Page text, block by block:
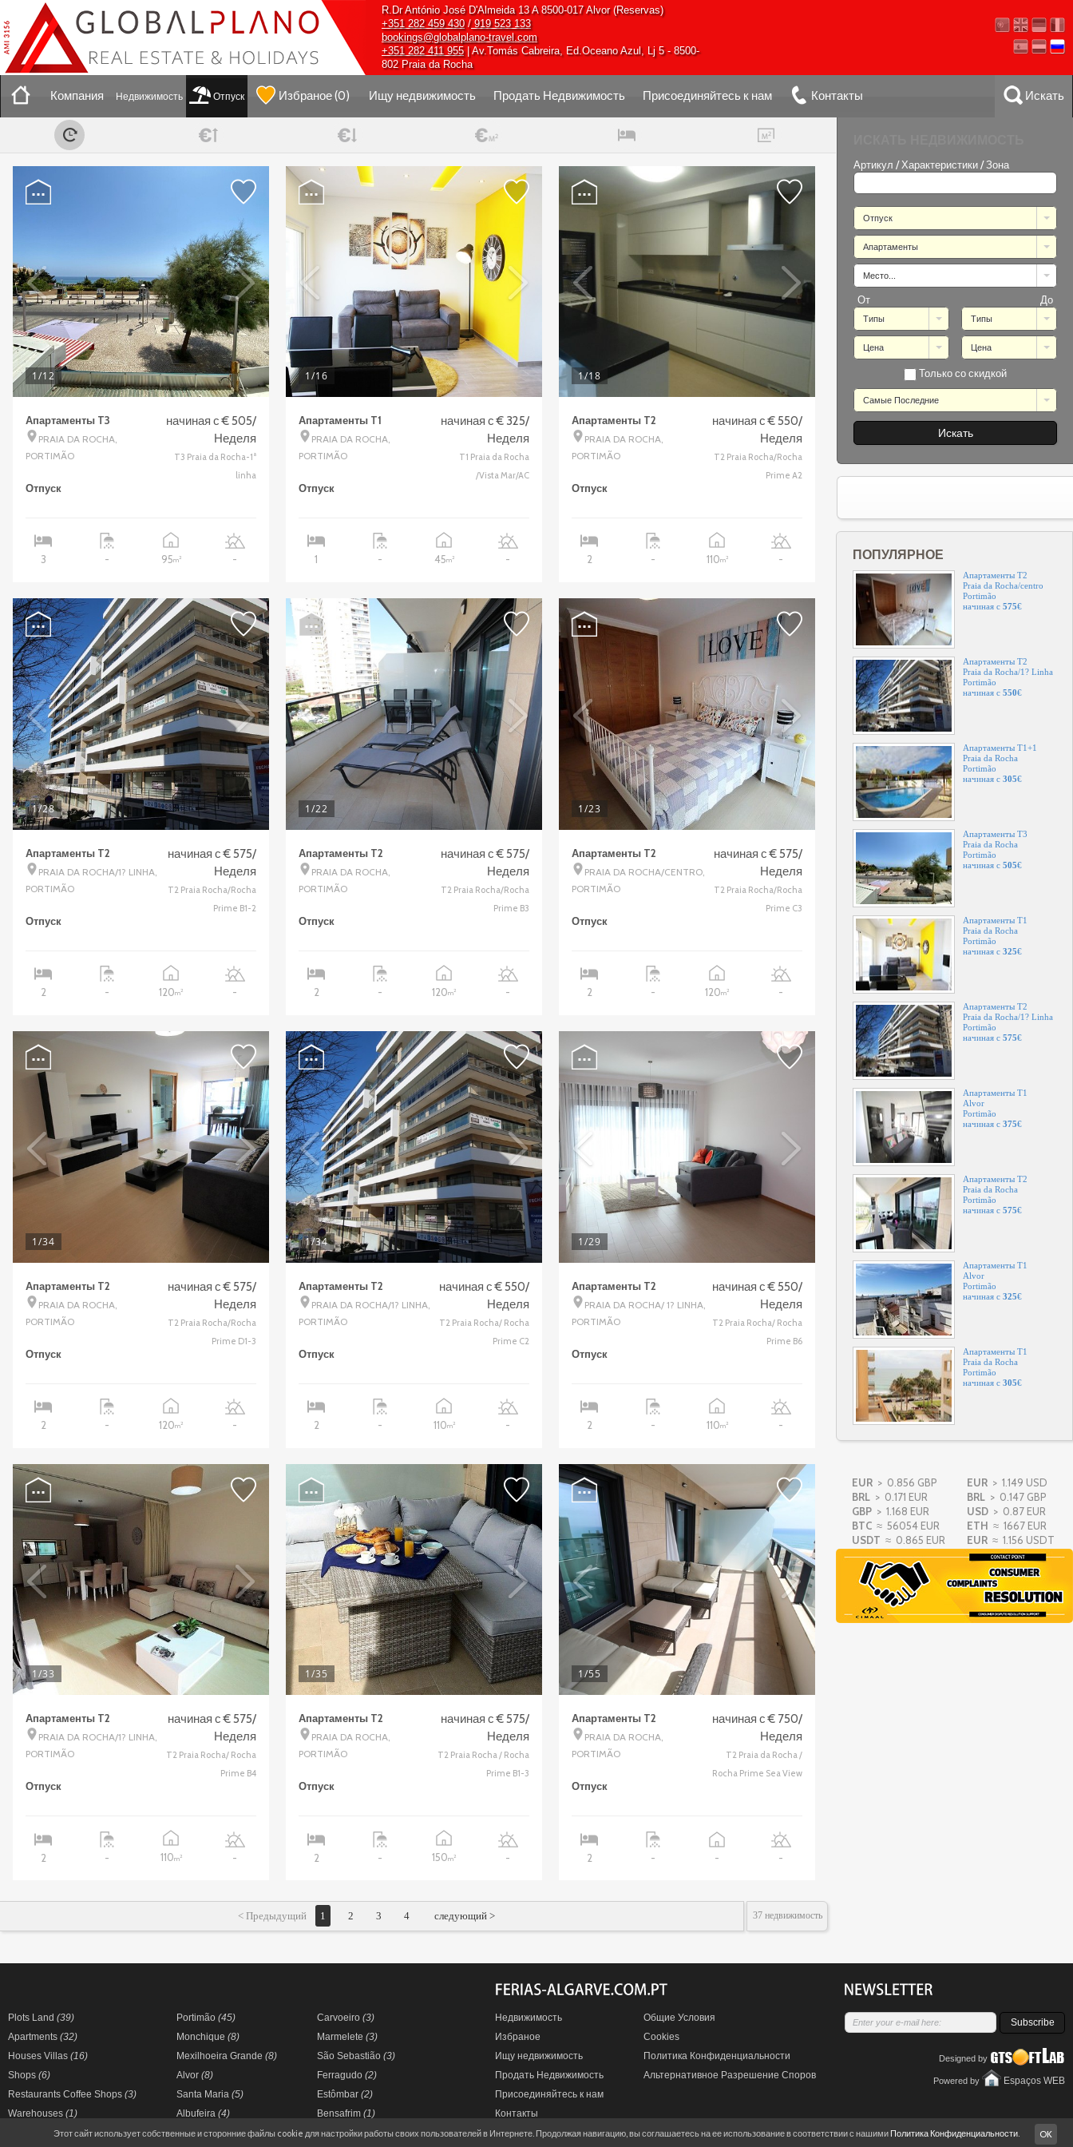
R.Dr António José D'Almeida 13 A 8500-017 Alvor (Reservas)
+351 282 459 430/919 523 133
bookings@globalplano-travel.com
+351 282 411 955| Av.Tomás Cabreira, Ed.Oceano Azul, Lj 5 - 8500-
802 Praia da Rocha
Компания Недвижимость Отпуск Избраное(0) Ищу недвижимость Продать Недвижимость Присоединяйтесь к нам Контакты Искать
Артикул / Характеристики / Зона
Отпуск
Апартаменты
Место...
От До
Типы Типы
Цена Цена
Только со скидкой
Самые Последние
ПОПУЛЯРНОЕ
Clube Alvor F?rias
Portimão
начиная с
начиная с575€
Апартаменты T2
Praia da Rocha/centro
Portimão
начиная с 575€
Апартаменты T2
Praia da Rocha/1? Linha
Portimão
начиная с 550€
Апартаменты T1+1
Praia da Rocha
Portimão
начиная с 305€
Апартаменты T3
Praia da Rocha
Portimão
начиная с 505€
Апартаменты T1
Praia da Rocha
Portimão
начиная с 325€
Апартаменты T2
Praia da Rocha/1? Linha
Portimão
начиная с 575€
Апартаменты T1
Alvor
Portimão
начиная с 375€
Апартаменты T2
Praia da Rocha
Portimão
начиная с 575€
Апартаменты T1
Alvor
Portimão
начиная с 325€
Апартаменты T1
Praia da Rocha
Portimão
начиная с 305€
Апартаменты T1
Praia da Rocha
Portimão
начиная с305€
Апартаменты T2
Praia da Rocha
Praia do Vau
Praia da Rocha
Portimão
начиная с
Praia da Rocha
EUR > 0.856 GBP
BRL > 0.171 EUR
GBP > 1.168 EUR
BTC ≈ 56054 EUR
USDT ≈ 0.865 EUR
EUR> 1.149 USD
BRL> 0.147 GBP
USD> 0.87 EUR
ETH ≈ 1667 EUR
EUR≈ 1.156 USDT
1/12
Апартаменты T3
PRAIA DA ROCHA,
PORTIMÃO
начиная с € 505/
Неделя
T3 Praia da Rocha-1ª
linha
Отпуск
3 - 95m2 -
1/16
Апартаменты T1
PRAIA DA ROCHA,
PORTIMÃO
начиная с € 325/
Неделя
T1 Praia da Rocha
/Vista Mar/AC
Отпуск
1 - 45m2 -
1/18
Апартаменты T2
PRAIA DA ROCHA,
PORTIMÃO
начиная с € 550/
Неделя
T2 Praia Rocha/Rocha
Prime A2
Отпуск
2 - 110m2 -
1/28
Апартаменты T2
PRAIA DA ROCHA/1? LINHA,
PORTIMÃO
начиная с € 575/
Неделя
T2 Praia Rocha/Rocha
Prime B1-2
Отпуск
2 - 120m2 -
1/22
Апартаменты T2
PRAIA DA ROCHA,
PORTIMÃO
начиная с € 575/
Неделя
T2 Praia Rocha/Rocha
Prime B3
Отпуск
2 - 120m2 -
1/23
Апартаменты T2
PRAIA DA ROCHA/CENTRO,
PORTIMÃO
начиная с € 575/
Неделя
T2 Praia Rocha/Rocha
Prime C3
Отпуск
2 - 120m2 -
1/34
Апартаменты T2
PRAIA DA ROCHA,
PORTIMÃO
начиная с € 575/
Неделя
T2 Praia Rocha/Rocha
Prime D1-3
Отпуск
2 - 120m2 -
1/34
Апартаменты T2
PRAIA DA ROCHA/1? LINHA,
PORTIMÃO
начиная с € 550/
Неделя
T2 Praia Rocha/ Rocha
Prime C2
Отпуск
2 - 110m2 -
1/29
Апартаменты T2
PRAIA DA ROCHA/ 1? LINHA,
PORTIMÃO
начиная с € 550/
Неделя
T2 Praia Rocha/ Rocha
Prime B6
Отпуск
2 - 110m2 -
1 /33
Апартаменты T2
PRAIA DA ROCHA/1? LINHA,
PORTIMÃO
начиная с € 575/
Неделя
T2 Praia Rocha/ Rocha
Prime B4
Отпуск
2 - 110m2 -
1/35
Апартаменты T2
PRAIA DA ROCHA,
PORTIMÃO
начиная с € 575/
Неделя
T2 Praia Rocha / Rocha
Prime B1-3
Отпуск
2 - 150m2 -
1/55
Апартаменты T2
PRAIA DA ROCHA,
PORTIMÃO
начиная с € 750/
Неделя
T2 Praia da Rocha /
Rocha Prime Sea View
Отпуск
2 - - -
37 недвижимость
< Предыдущий 1 2 3 4 следующий >
Plots Land (39)
Apartments (32)
Houses Villas (16)
Shops (6)
Restaurants Coffee Shops (3)
Warehouses (1)
Portimão (45)
Monchique (8)
Mexilhoeira Grande (8)
Alvor (8)
Santa Maria (5)
Albufeira (4)
Carvoeiro (3)
Marmelete (3)
São Sebastião (3)
Ferragudo (2)
Estômbar (2)
Bensafrim (1)
Недвижимость
Избраное
Ищу недвижимость
Продать Недвижимость
Присоединяйтесь к нам
Контакты
Общие Условия
Cookies
Политика Конфиденциальности
Альтернативное Разрешение Споров
Subscribe
Designed by
Powered by Espaços WEB
OK
Этот сайт использует собственные и сторонние файлы cookie для настройки работы своих пользователей в Интернете. Продолжая навигацию, вы соглашаетесь на ее использование в соответствии с нашими Политика Конфиденциальности.